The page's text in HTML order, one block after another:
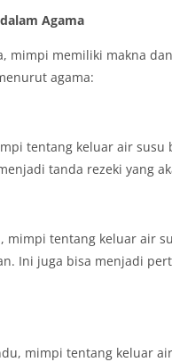
Agama
mimpi memiliki makna
agama:
tentang keluar air
tanda rezeki yang
tentang keluar air
Ini juga bisa menjadi
mimpi tentang keluar